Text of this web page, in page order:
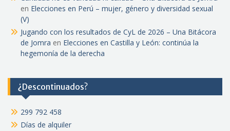
en Elecciones en Perú – mujer, género y diversidad sexual
(V)
Jugando con los resultados de CyL de 2026 – Una Bitácora
de Jomra en Elecciones en Castilla y León: continúa la
hegemonía de la derecha
¿Descontinuados?
299 792 458
Días de alquiler